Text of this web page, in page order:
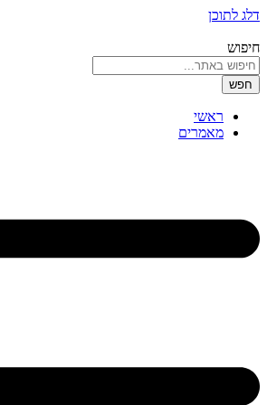
דלג לתוכן
חיפוש
חפש
ראשי
מאמרים